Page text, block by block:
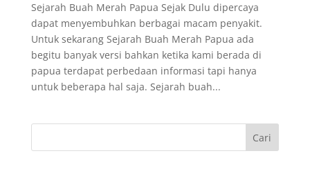
Sejarah Buah Merah Papua Sejak Dulu dipercaya
dapat menyembuhkan berbagai macam penyakit.
Untuk sekarang Sejarah Buah Merah Papua ada
begitu banyak versi bahkan ketika kami berada di
papua terdapat perbedaan informasi tapi hanya
untuk beberapa hal saja. Sejarah buah...